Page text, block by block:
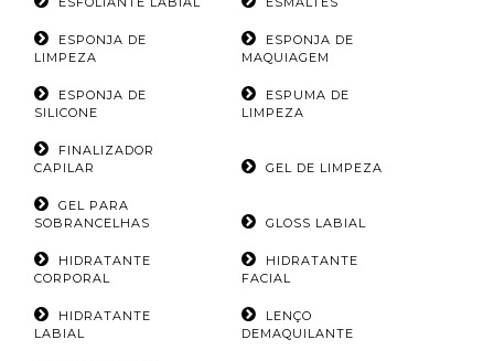
ESPONJA DE
LIMPEZA
ESPONJA DE
MAQUIAGEM
ESPONJA DE
SILICONE
ESPUMA DE
LIMPEZA
FINALIZADOR
CAPILAR
GEL DE LIMPEZA
GEL PARA
SOBRANCELHAS
GLOSS LABIAL
HIDRATANTE
CORPORAL
HIDRATANTE
FACIAL
HIDRATANTE
LABIAL
LENÇO
DEMAQUILANTE